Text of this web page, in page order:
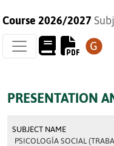
Course 2026/2027
PRESENTATION
SUBJECT NAME
PSICOLOGÍA SOCIAL